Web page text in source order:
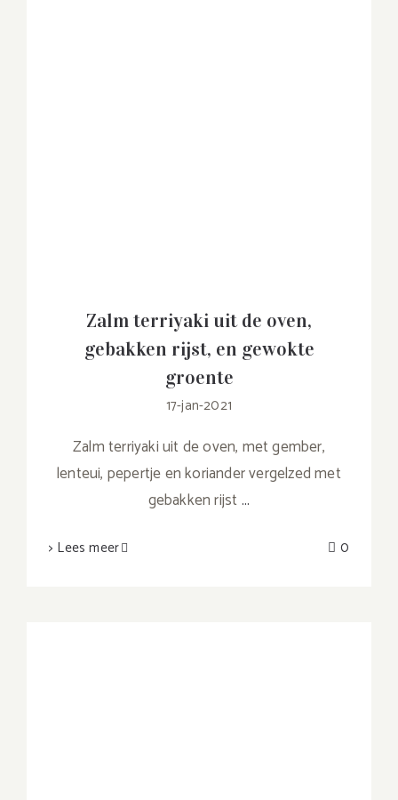
Zalm terriyaki uit de oven,
gebakken rijst, en gewokte
groente
17-jan-2021
Zalm terriyaki uit de oven, met gember,
lenteui, pepertje en koriander vergelzed met
gebakken rijst...
> Lees meer 0